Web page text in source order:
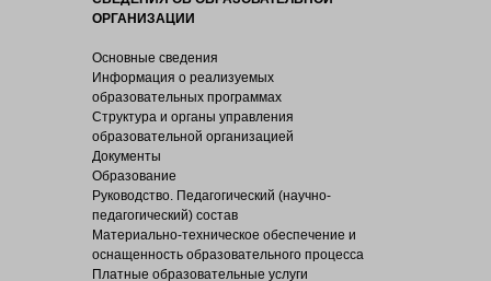
ОРГАНИЗАЦИИ
Основные сведения
Информация о реализуемых
образовательных программах
Структура и органы управления
образовательной организацией
Документы
Образование
Руководство. Педагогический (научно-
педагогический) состав
Материально-техническое обеспечение и
оснащенность образовательного процесса
Платные образовательные услуги